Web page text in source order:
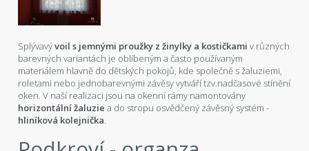
Splývavývoil s jemnými proužky z žinylky a kostičkamiv různých
barevných variantách je oblíbeným a často používaným
materiálem hlavně do dětských pokojů, kde společně s žaluziemi,
roletami nebo jednobarevnými závěsy vytváří tzv.nadčasové stínění
oken. V naší realizaci jsou na okenní rámy namontovány
horizontální žaluziea do stropu osvědčený závěsný systém -
hliníková kolejnička.